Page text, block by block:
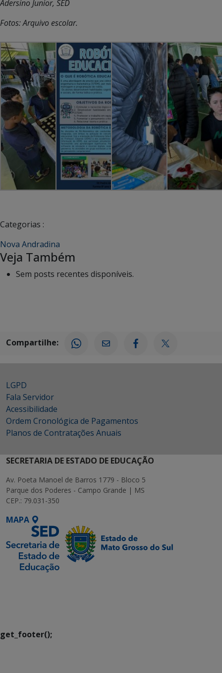
Adersino Junior, SED
Fotos: Arquivo escolar.
Categorias :
Nova Andradina
Veja Também
Sem posts recentes disponíveis.
Compartilhe:
LGPD
Fala Servidor
Acessibilidade
Ordem Cronológica de Pagamentos
Planos de Contratações Anuais
SECRETARIA DE ESTADO DE EDUCAÇÃO
Av. Poeta Manoel de Barros 1779 - Bloco 5
Parque dos Poderes - Campo Grande | MS
CEP.: 79.031-350
MAPA
get_footer();